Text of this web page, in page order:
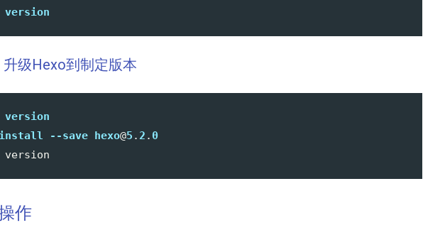
version
升级Hexo到制定版本
version
install --save hexo@5 .2 . 0
作